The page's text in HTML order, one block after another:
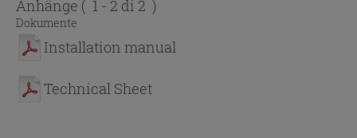
Anhänge ( 1 - 2 di 2 )
Dokumente
Installation manual
Technical Sheet